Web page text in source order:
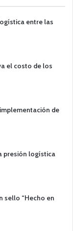
entre las
el costo de los
de
presión logística
sello “Hecho en